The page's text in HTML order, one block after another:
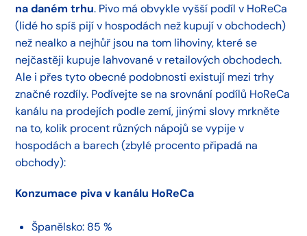
na daném trhu. Pivo má obvykle vyšší podíl v HoReCa
(lidé ho spíš pijí v hospodách než kupují v obchodech)
než nealko a nejhůř jsou na tom lihoviny, které se
nejčastěji kupuje lahvované v retailových obchodech.
Ale i přes tyto obecné podobnosti existují mezi trhy
značné rozdíly. Podívejte se na srovnání podílů HoReCa
kanálu na prodejích podle zemí, jinými slovy mrkněte
na to, kolik procent různých nápojů se vypije v
hospodách a barech (zbylé procento připadá na
obchody):
Konzumace piva v kanálu HoReCa
Španělsko: 85 %